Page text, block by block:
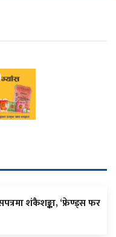
शंकैशङ्का, ‘फ्रेण्ड्स फर